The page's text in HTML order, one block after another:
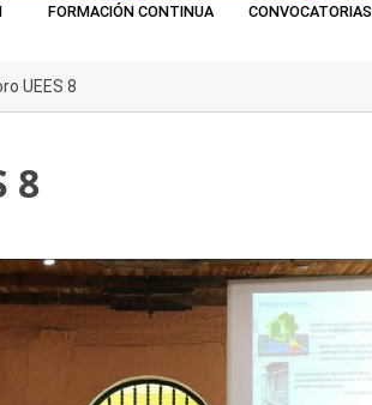
FORMACIÓN CONTINUA CONVOCATORIAS
UEES 8
8